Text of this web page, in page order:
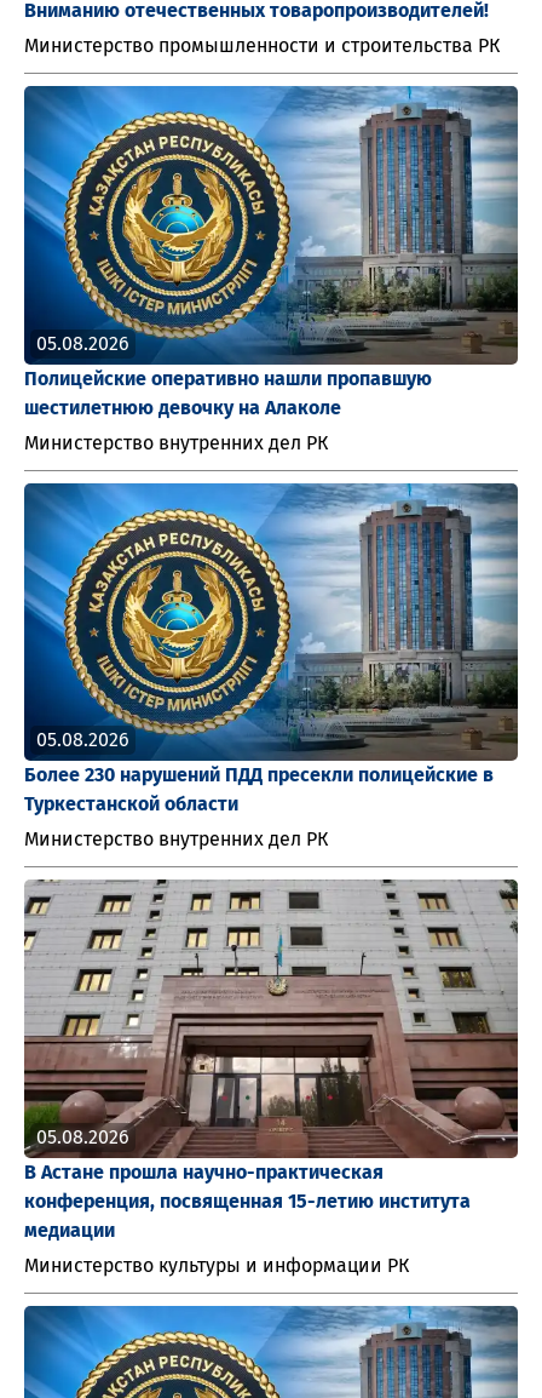
Вниманию отечественных товаропроизводителей!
Министерство промышленности и строительства РК
05.08.2026
Полицейские оперативно нашли пропавшую
шестилетнюю девочку на Алаколе
Министерство внутренних дел РК
05.08.2026
Более 230 нарушений ПДД пресекли полицейские в
Туркестанской области
Министерство внутренних дел РК
05.08.2026
В Астане прошла научно-практическая
конференция, посвященная 15-летию института
медиации
Министерство культуры и информации РК